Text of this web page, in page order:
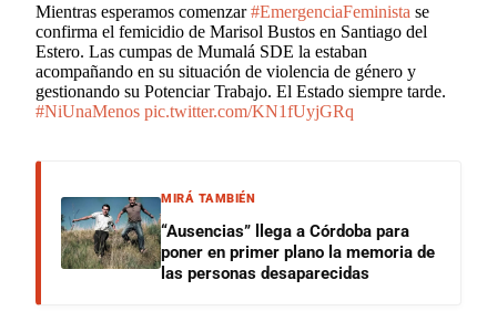
Mientras esperamos comenzar#EmergenciaFeminista se
confirma el femicidio de Marisol Bustos en Santiago del
Estero. Las cumpas de Mumalá SDE la estaban
acompañando en su situación de violencia de género y
gestionando su Potenciar Trabajo. El Estado siempre tarde.
#NiUnaMenos pic.twitter.com/KN1fUyjGRq
MIRÁ TAMBIÉN
“Ausencias” llega a Córdoba para
poner en primer plano la memoria de
las personas desaparecidas